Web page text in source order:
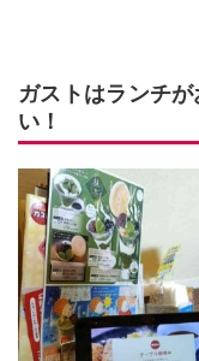
ガストはランチ
い！